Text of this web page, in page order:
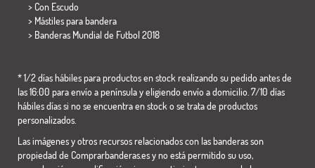
> Con Escudo
> Mástiles para bandera
> Banderas Mundial de Futbol 2018
* 1/2 días hábiles para productos en stock realizando su pedido antes de
las 16:00 para envío a península y eligiendo envío a domicilio. 7/10 días
hábiles días si no se encuentra en stock o se trata de productos
personalizados.
Las imágenes y otros recursos relacionados con las banderas son
propiedad de Comprarbanderas.es y no está permitido su uso,